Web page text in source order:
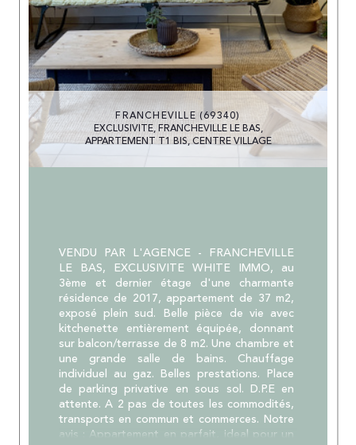
FRANCHEVILLE (69340)
EXCLUSIVITE, FRANCHEVILLE LE BAS,
APPARTEMENT T1 BIS, CENTRE VILLAGE
VENDU PAR L'AGENCE - FRANCHEVILLE
LE BAS, EXCLUSIVITE WHITE IMMO, au
3ème et dernier étage d'une charmante
résidence de 2017, appartement de 37 m2,
exposé plein sud. Belle pièce de vie avec
kitchenette entièrement équipée, donnant
sur balcon/terrasse de 8 m2. Une chambre et
une grande salle de bains. Chauffage
individuel au gaz. Belles prestations. Place
de parking privative en sous sol. D.P.E en
attente. A 2 pas de toutes les commodités,
transports en commun et commerces. Notre
avis : Appartement en parfait, ideal pour un